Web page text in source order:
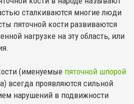
сталкиваются многие люди
пяточной кости развиваются
нагрузке на эту область, или
(именуемые пяточной шпорой
всегда проявляются сильной
нарушений в подвижности